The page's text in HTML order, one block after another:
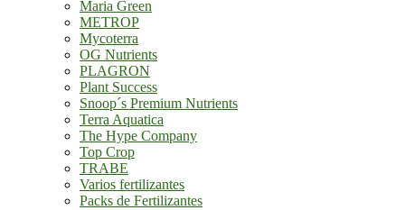
Maria Green
METROP
Mycoterra
OG Nutrients
PLAGRON
Plant Success
Snoop´s Premium Nutrients
Terra Aquatica
The Hype Company
Top Crop
TRABE
Varios fertilizantes
Packs de Fertilizantes